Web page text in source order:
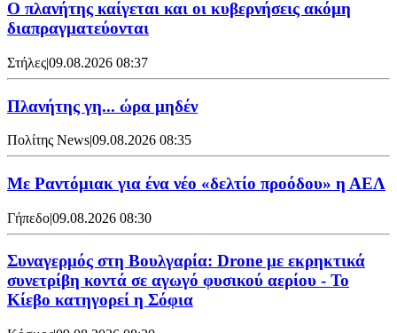
Ο πλανήτης καίγεται και οι κυβερνήσεις ακόμη
διαπραγματεύονται
Στήλες|09.08.2026 08:37
Πλανήτης γη... ώρα μηδέν
Πολίτης News|09.08.2026 08:35
Με Ραντόμιακ για ένα νέο «δελτίο προόδου» η ΑΕΛ
Γήπεδο|09.08.2026 08:30
Συναγερμός στη Βουλγαρία: Drone με εκρηκτικά
συνετρίβη κοντά σε αγωγό φυσικού αερίου - Το
Κίεβο κατηγορεί η Σόφια